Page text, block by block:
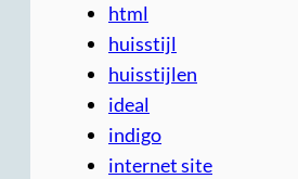
html
huisstijl
huisstijlen
ideal
indigo
internet site